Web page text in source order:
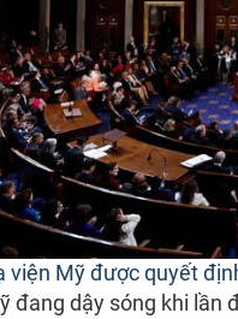
viện Mỹ được quyết
đang dậy sóng khi lần